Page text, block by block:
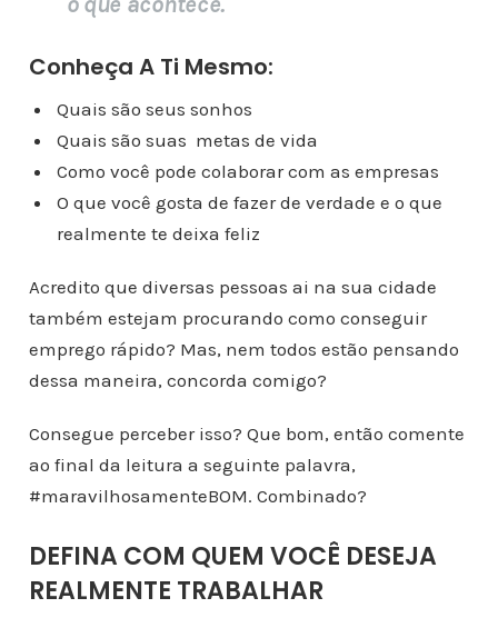
Conheça A Ti Mesmo:
Quais são seus sonhos
Quais são suas metas de vida
Como você pode colaborar com as empresas
O que você gosta de fazer de verdade e o que
realmente te deixa feliz
Acredito que diversas pessoas ai na sua cidade
também estejam procurando como conseguir
emprego rápido? Mas, nem todos estão pensando
dessa maneira, concorda comigo?
Consegue perceber isso? Que bom, então comente
ao final da leitura a seguinte palavra,
#maravilhosamenteBOM. Combinado?
DEFINA COM QUEM VOCÊ DESEJA
REALMENTE TRABALHAR